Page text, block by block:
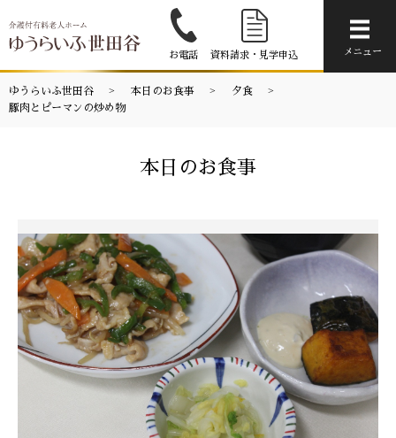
お電話 資料請求・見学申込 メニュー
ゆうらいふ世田谷 本日のお食事
夕食
豚肉とピーマンの炒め物
本日のお食事